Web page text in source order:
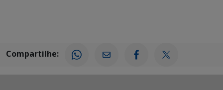
Compartilhe: